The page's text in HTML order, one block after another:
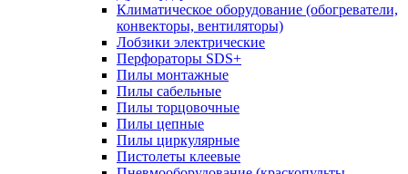
Климатическое оборудование (обогреватели,
конвекторы, вентиляторы)
Лобзики электрические
Перфораторы SDS+
Пилы монтажные
Пилы сабельные
Пилы торцовочные
Пилы цепные
Пилы циркулярные
Пистолеты клеевые